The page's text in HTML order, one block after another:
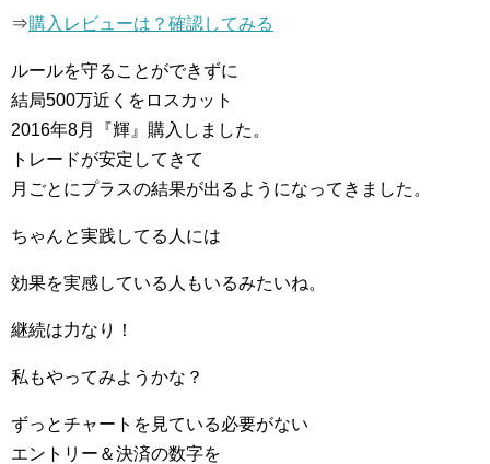
⇒購入レビューは？確認してみる
ルールを守ることができずに
結局500万近くをロスカット
2016年8月『輝』購入しました。
トレードが安定してきて
月ごとにプラスの結果が出るようになってきました。
ちゃんと実践してる人には
効果を実感している人もいるみたいね。
継続は力なり！
私もやってみようかな？
ずっとチャートを見ている必要がない
エントリー＆決済の数字を